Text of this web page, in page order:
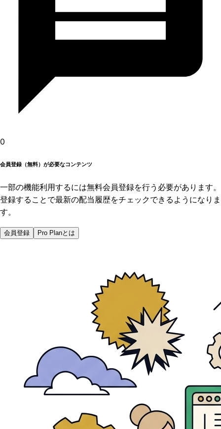
0
会員登録（無料）が必要なコンテンツ
一部の機能利用するには無料会員登録を行う必要があります。
登録することで最新の配当履歴をチェックできるようになりま
す。
会員登録 Pro Planとは